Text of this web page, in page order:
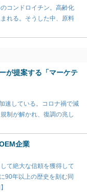
コンドロイチン。高齢化
れる。そうした中、原料
が提案する「マーケテ
速している。コロナ禍で減
制が解かれ、復調の兆し
企業
て絶大な信頼を獲得して
90年以上の歴史を刻む同